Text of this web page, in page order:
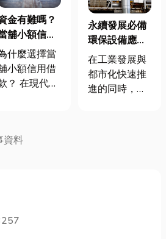
金有難嗎？
舖小額信用
款助你解決
發金流需求
什麼選擇當
小額信用借
在現代社
、短期生意
。而當舖小
永續發展必備
環保設備應用
與功能解析，
共同守護綠色
未來打造低碳
在工業發展與
都市化快速推
進的同時，環
資料